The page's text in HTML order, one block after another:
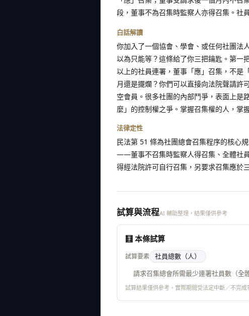
段，董事不為召集時監察人亦得召集。社
白話解讀
你加入了一個協會、學會、或任何社團法
以為只能等？這條給了你三把鑰匙。第一
以上的社員連署，董事「應」召集，不是
月還是擺爛？你們可以直接向法院聲請許
空會員。很多社團的內部鬥爭，表面上是
麼」的控制權之爭。掌握召集權的人，掌
法律定性
民法第 51 條為社團總會召集程序的核心
——董事不召集時監察人得召集、全體社
得經法院許可自行召集，另要求召集應於
試算與流程AI 輔助整理，結果僅供參考
🧮 本條試算
試算要素 社員總數 （人）
請求召集總會所需最少連署社員數（全
試算結果僅供參考，實際期間受法定中斷／不完成